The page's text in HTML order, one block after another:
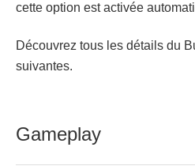
cette option est activée
Découvrez tous les détails du
suivantes.
Gameplay